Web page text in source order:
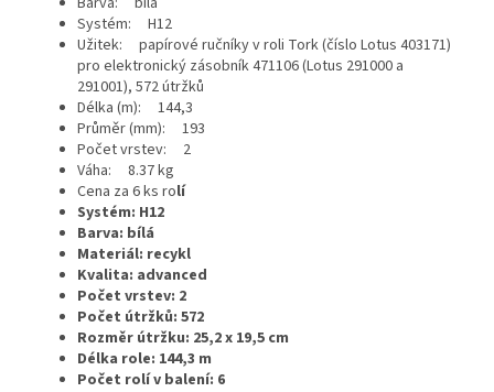
Systém: H12
Užitek: papírové ručníky v roli Tork (číslo Lotus 403171)
pro elektronický zásobník 471106 (Lotus 291000 a
291001), 572 útržků
Délka (m): 144,3
Průměr (mm): 193
Počet vrstev: 2
Váha: 8.37 kg
Cena za 6 ks rolí
Systém: H12
Barva: bílá
Materiál: recykl
Kvalita: advanced
Počet vrstev: 2
Počet útržků: 572
Rozměr útržku: 25,2 x 19,5 cm
Délka role: 144,3 m
Počet rolí v balení: 6